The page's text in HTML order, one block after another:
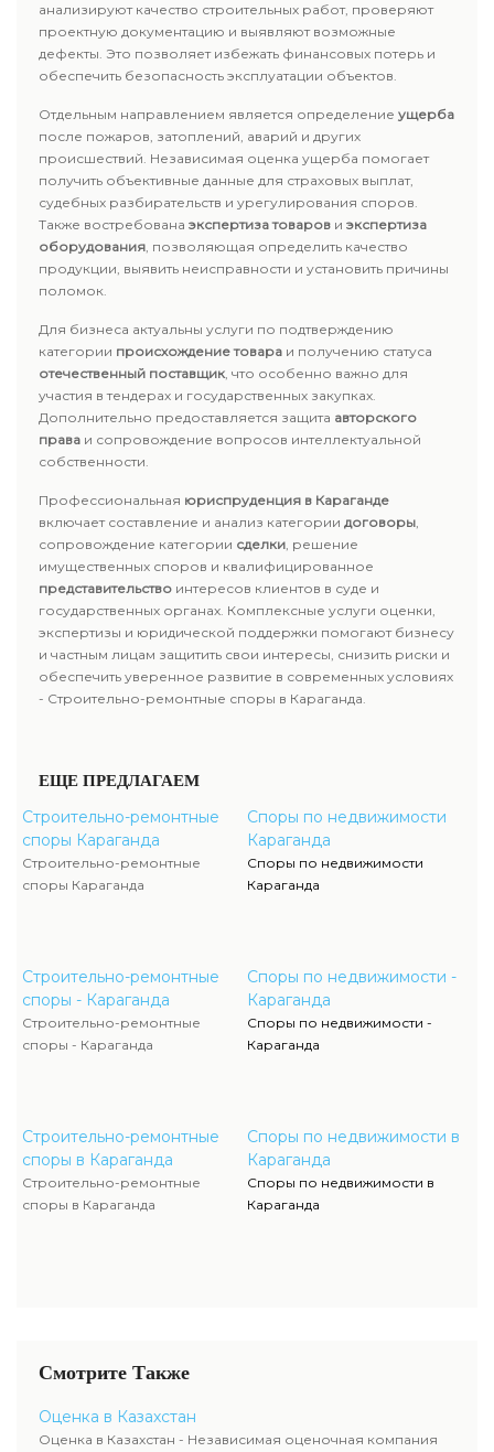
анализируют качество строительных работ, проверяют
проектную документацию и выявляют возможные
дефекты. Это позволяет избежать финансовых потерь и
обеспечить безопасность эксплуатации объектов.
Отдельным направлением является определение ущерба
после пожаров, затоплений, аварий и других
происшествий. Независимая оценка ущерба помогает
получить объективные данные для страховых выплат,
судебных разбирательств и урегулирования споров.
Также востребована экспертиза товаров и экспертиза
оборудования, позволяющая определить качество
продукции, выявить неисправности и установить причины
поломок.
Для бизнеса актуальны услуги по подтверждению
категории происхождение товара и получению статуса
отечественный поставщик, что особенно важно для
участия в тендерах и государственных закупках.
Дополнительно предоставляется защита авторского
права и сопровождение вопросов интеллектуальной
собственности.
Профессиональная юриспруденция в Караганде
включает составление и анализ категории договоры,
сопровождение категории сделки, решение
имущественных споров и квалифицированное
представительство интересов клиентов в суде и
государственных органах. Комплексные услуги оценки,
экспертизы и юридической поддержки помогают бизнесу
и частным лицам защитить свои интересы, снизить риски и
обеспечить уверенное развитие в современных условиях
- Строительно-ремонтные споры в Караганда.
ЕЩЕ ПРЕДЛАГАЕМ
Строительно-ремонтные
споры Караганда
Строительно-ремонтные
споры Караганда
Строительно-ремонтные
споры - Караганда
Строительно-ремонтные
споры - Караганда
Строительно-ремонтные
споры в Караганда
Строительно-ремонтные
споры в Караганда
Споры по недвижимости
Караганда
Споры по недвижимости
Караганда
Споры по недвижимости -
Караганда
Споры по недвижимости -
Караганда
Споры по недвижимости в
Караганда
Споры по недвижимости в
Караганда
Смотрите Также
Оценка в Казахстан
Оценка в Казахстан - Независимая оценочная компания